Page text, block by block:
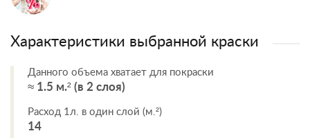
Характеристики выбранной краски
Данного объема хватает для покраски
≈ 1.5 м.² (в 2 слоя)
Расход 1л. в один слой (м.²)
14